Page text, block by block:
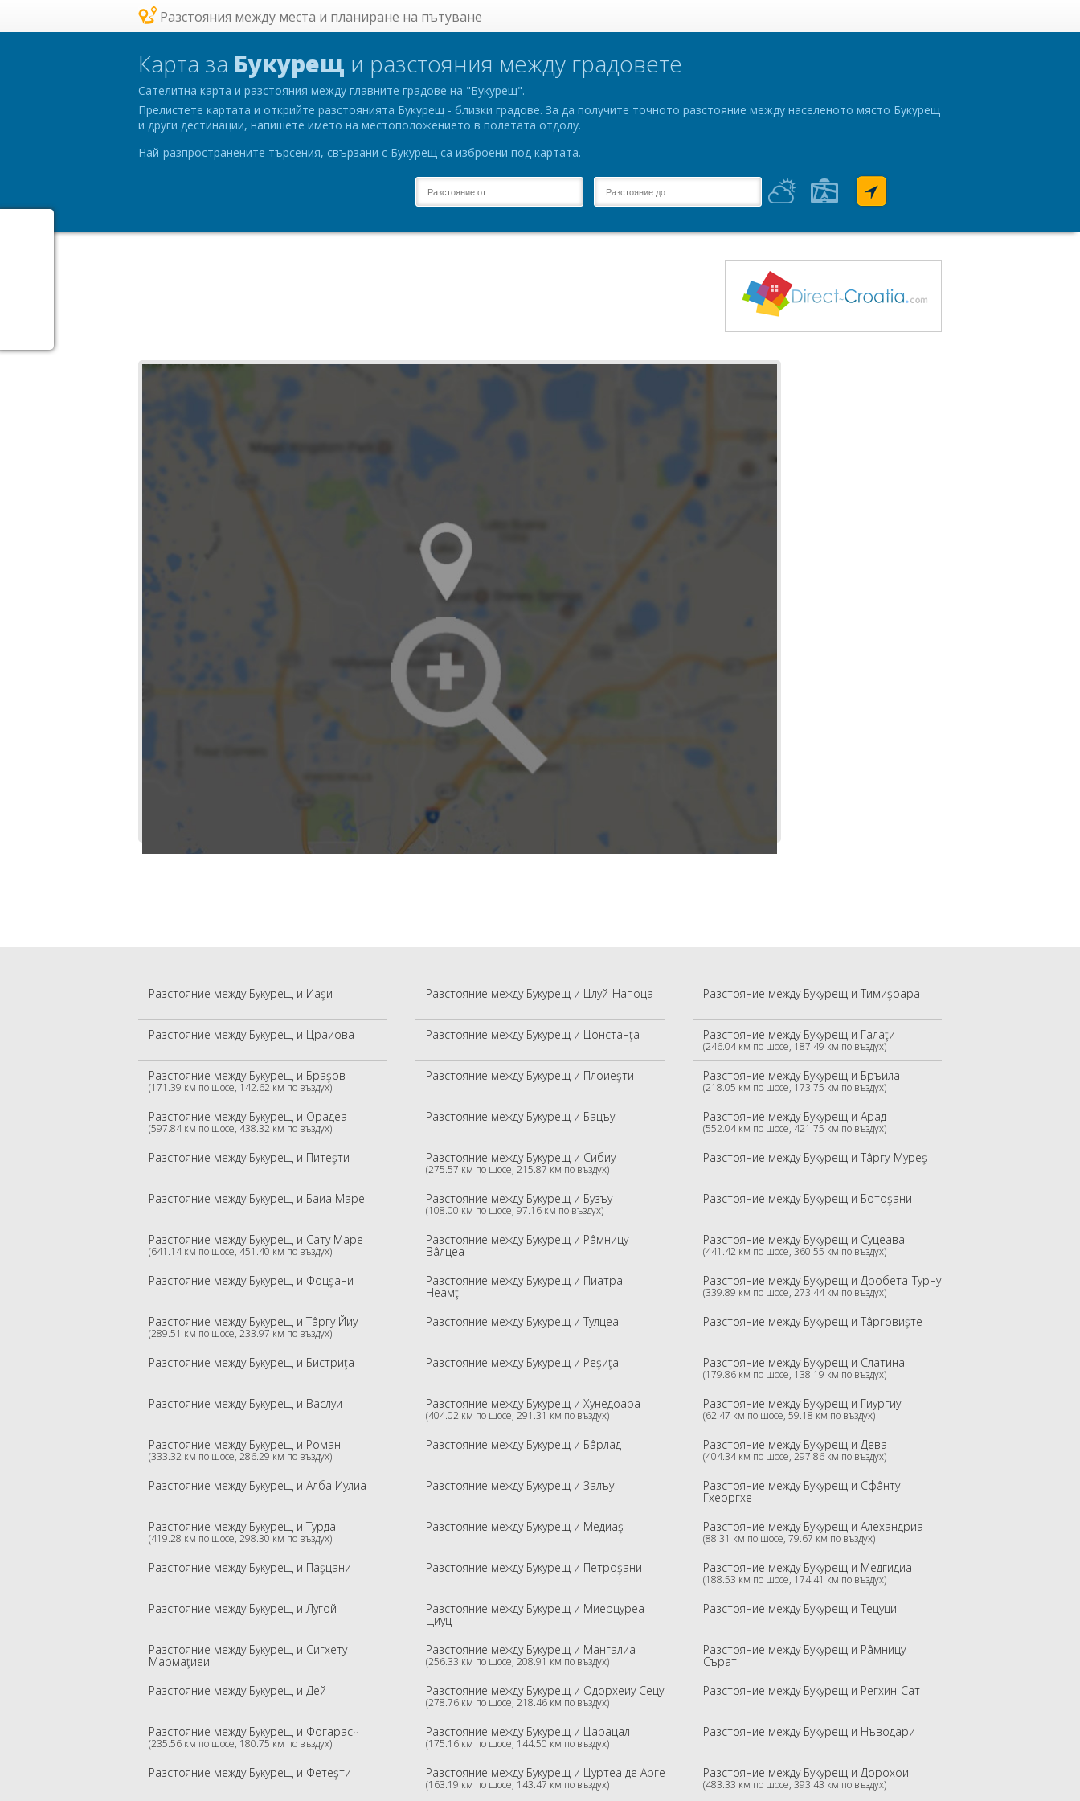
Разстояния между места и планиране на пътуване
Карта за Букурещ и разстояния между градовете
Сателитна карта и разстояния между главните градове на "Букурещ".
Прелистете картата и открийте разстоянията Букурещ - близки градове. За да получите точното разстояние между населеното място Букурещ
и други дестинации, напишете името на местоположението в полетата отдолу.
Най-разпространените търсения, свързани с Букурещ са изброени под картата.
Разстояние между Букурещ и Иаşи Разстояние между Букурещ и Цлуй-Напоца Разстояние между Букурещ и Тимиşоара
Разстояние между Букурещ и Цраиова Разстояние между Букурещ и Цонстанţа Разстояние между Букурещ и Галаţи
(246.04 км по шосе, 187.49 км по въздух)
Разстояние между Букурещ и Браşов
(171.39 км по шосе, 142.62 км по въздух)
Разстояние между Букурещ и Плоиеşти Разстояние между Букурещ и Бръила
(218.05 км по шосе, 173.75 км по въздух)
Разстояние между Букурещ и Орадеа
(597.84 км по шосе, 438.32 км по въздух)
Разстояние между Букурещ и Бацъу Разстояние между Букурещ и Арад
(552.04 км по шосе, 421.75 км по въздух)
Разстояние между Букурещ и Питеşти Разстояние между Букурещ и Сибиу
(275.57 км по шосе, 215.87 км по въздух)
Разстояние между Букурещ и Тâргу-Муреş
Разстояние между Букурещ и Баиа Маре Разстояние между Букурещ и Бузъу
(108.00 км по шосе, 97.16 км по въздух)
Разстояние между Букурещ и Ботоşани
Разстояние между Букурещ и Сату Маре
(641.14 км по шосе, 451.40 км по въздух)
Разстояние между Букурещ и Рâмницу
Вâлцеа
Разстояние между Букурещ и Суцеава
(441.42 км по шосе, 360.55 км по въздух)
Разстояние между Букурещ и Фоцşани Разстояние между Букурещ и Пиатра
Неамţ
Разстояние между Букурещ и Дробета-Турну Северин
(339.89 км по шосе, 273.44 км по въздух)
Разстояние между Букурещ и Тâргу Йиу
(289.51 км по шосе, 233.97 км по въздух)
Разстояние между Букурещ и Тулцеа Разстояние между Букурещ и Тâрговиşте
Разстояние между Букурещ и Бистриţа Разстояние между Букурещ и Реşиţа Разстояние между Букурещ и Слатина
(179.86 км по шосе, 138.19 км по въздух)
Разстояние между Букурещ и Васлуи Разстояние между Букурещ и Хунедоара
(404.02 км по шосе, 291.31 км по въздух)
Разстояние между Букурещ и Гиургиу
(62.47 км по шосе, 59.18 км по въздух)
Разстояние между Букурещ и Роман
(333.32 км по шосе, 286.29 км по въздух)
Разстояние между Букурещ и Бâрлад Разстояние между Букурещ и Дева
(404.34 км по шосе, 297.86 км по въздух)
Разстояние между Букурещ и Алба Иулиа Разстояние между Букурещ и Залъу Разстояние между Букурещ и Сфâнту-
Гхеоргхе
Разстояние между Букурещ и Турда
(419.28 км по шосе, 298.30 км по въздух)
Разстояние между Букурещ и Медиаş Разстояние между Букурещ и Алехандриа
(88.31 км по шосе, 79.67 км по въздух)
Разстояние между Букурещ и Паşцани Разстояние между Букурещ и Петроşани Разстояние между Букурещ и Медгидиа
(188.53 км по шосе, 174.41 км по въздух)
Разстояние между Букурещ и Лугой Разстояние между Букурещ и Миерцуреа-
Циуц
Разстояние между Букурещ и Тецуци
Разстояние между Букурещ и Сигхету
Мармаţиеи
Разстояние между Букурещ и Мангалиа
(256.33 км по шосе, 208.91 км по въздух)
Разстояние между Букурещ и Рâмницу
Сърат
Разстояние между Букурещ и Дей
Разстояние между Букурещ и Одорхеиу Сецуиесц
(278.76 км по шосе, 218.46 км по въздух)
Разстояние между Букурещ и Регхин-Сат
Разстояние между Букурещ и Фогарасч
(235.56 км по шосе, 180.75 км по въздух)
Разстояние между Букурещ и Царацал
(175.16 км по шосе, 144.50 км по въздух)
Разстояние между Букурещ и Нъводари
Разстояние между Букурещ и Фетеşти Разстояние между Букурещ и Цуртеа де Аргеş
(163.19 км по шосе, 143.47 км по въздух)
Разстояние между Букурещ и Дорохои
(483.33 км по шосе, 393.43 км по въздух)